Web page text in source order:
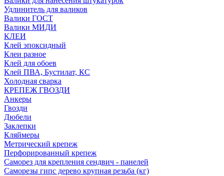
Удлинитель для валиков
Валики ГОСТ
Валики МИДИ
КЛЕИ
Клей эпоксидный
Клеи разное
Клей для обоев
Клей ПВА, Бустилат, КС
Холодная сварка
КРЕПЕЖ ГВОЗДИ
Анкеры
Гвозди
Дюбели
Заклепки
Кляймеры
Метрический крепеж
Перфорированный крепеж
Саморез для крепления сендвич - панелей
Саморезы гипс дерево крупная резьба (кг)